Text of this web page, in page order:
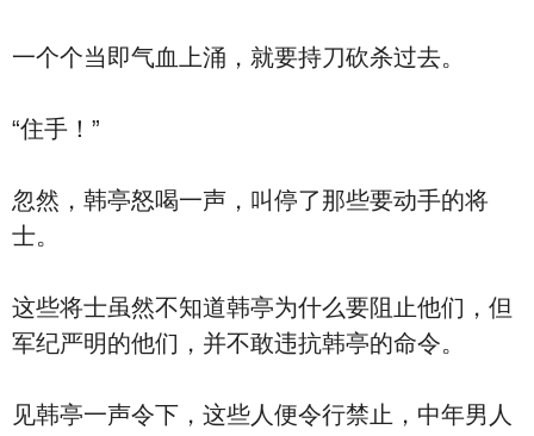
一个个当即气血上涌，就要持刀砍杀过去。
“住手！”
忽然，韩亭怒喝一声，叫停了那些要动手的将
士。
这些将士虽然不知道韩亭为什么要阻止他们，但
军纪严明的他们，并不敢违抗韩亭的命令。
见韩亭一声令下，这些人便令行禁止，中年男人